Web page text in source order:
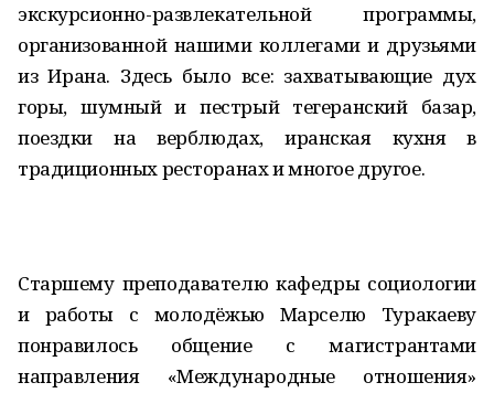
экскурсионно-развлекательной программы,
организованной нашими коллегами и друзьями
из Ирана. Здесь было все: захватывающие дух
горы, шумный и пестрый тегеранский базар,
поездки на верблюдах, иранская кухня в
традиционных ресторанах и многое другое.
Старшему преподавателю кафедры социологии
и работы с молодёжью Марселю Туракаеву
понравилось общение с магистрантами
направления «Международные отношения»